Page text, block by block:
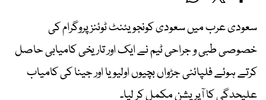
سعودی عرب میں سعودی کونجویئنٹ ٹوئنز پروگرام کی
خصوصی طبی و جراحی ٹیم نے ایک اور تاریخی کامیابی حاصل
کرتے ہوئے فلپائنی جڑواں بچیوں اولیویا اور جینا کی کامیاب
علیحدگی کا آپریشن مکمل کر لیا۔